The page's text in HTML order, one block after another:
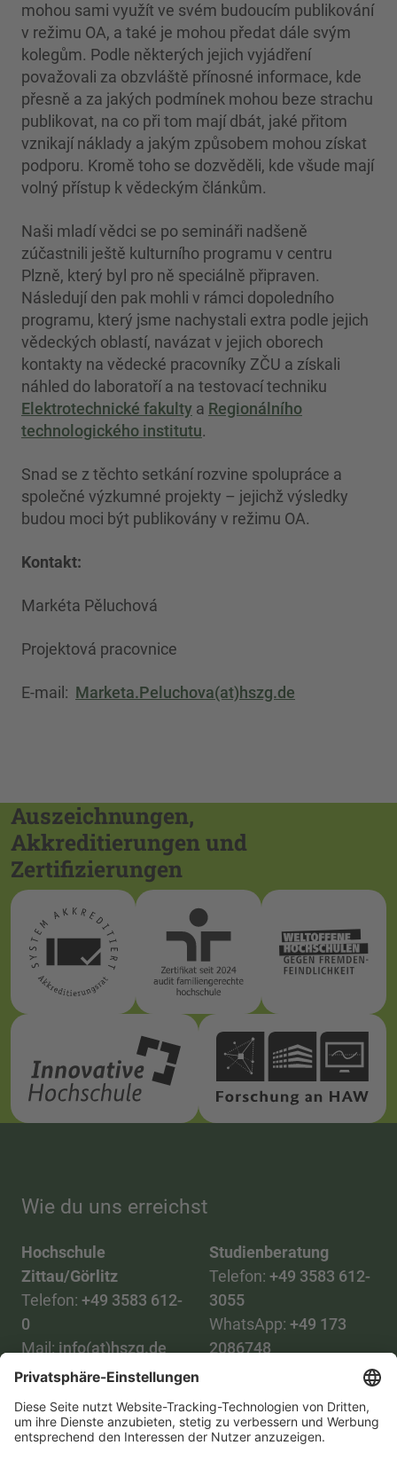
mohou sami využít ve svém budoucím publikování
v režimu OA, a také je mohou předat dále svým
kolegům. Podle některých jejich vyjádření
považovali za obzvláště přínosné informace, kde
přesně a za jakých podmínek mohou beze strachu
publikovat, na co při tom mají dbát, jaké přitom
vznikají náklady a jakým způsobem mohou získat
podporu. Kromě toho se dozvěděli, kde všude mají
volný přístup k vědeckým článkům.
Naši mladí vědci se po semináři nadšeně
zúčastnili ještě kulturního programu v centru
Plzně, který byl pro ně speciálně připraven.
Následují den pak mohli v rámci dopoledního
programu, který jsme nachystali extra podle jejich
vědeckých oblastí, navázat v jejich oborech
kontakty na vědecké pracovníky ZČU a získali
náhled do laboratoří a na testovací techniku
Elektrotechnické fakulty a Regionálního
technologického institutu.
Snad se z těchto setkání rozvine spolupráce a
společné výzkumné projekty – jejichž výsledky
budou moci být publikovány v režimu OA.
Kontakt:
Markéta Pěluchová
Projektová pracovnice
E-mail: Marketa.Peluchova(at)hszg.de
Auszeichnungen,
Akkreditierungen und
Zertifizierungen
Wie du uns erreichst
Hochschule
Zittau/Görlitz
Telefon: +49 3583 612-
0
Mail: info(at)hszg.de
Studienberatung
Telefon: +49 3583 612-
3055
WhatsApp: +49 173
2086748